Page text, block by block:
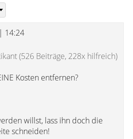
14:24
(526 Beiträge, 228x hilfreich)
Kosten entfernen?
willst, lass ihn doch die
schneiden!